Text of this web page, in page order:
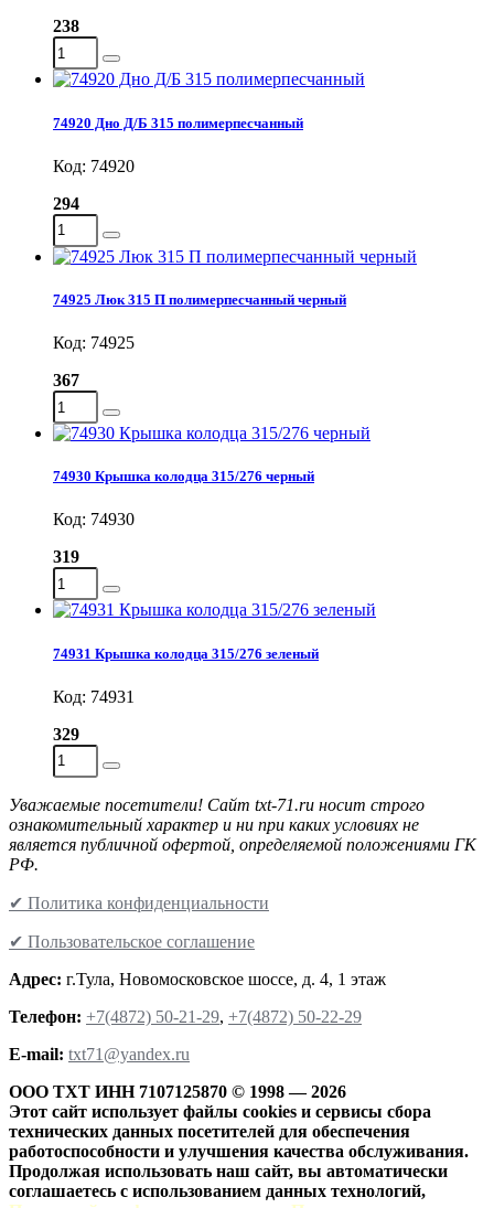
238
74920 Дно Д/Б 315 полимерпесчанный
Код: 74920
294
74925 Люк 315 П полимерпесчанный черный
Код: 74925
367
74930 Крышка колодца 315/276 черный
Код: 74930
319
74931 Крышка колодца 315/276 зеленый
Код: 74931
329
Уважаемые посетители! Сайт txt-71.ru носит строго
ознакомительный характер и ни при каких условиях не
является публичной офертой, определяемой положениями ГК
РФ.
✔ Политика конфиденциальности
✔ Пользовательское соглашение
Адрес: г.Тула, Новомосковское шоссе, д. 4, 1 этаж
Телефон: +7(4872) 50-21-29, +7(4872) 50-22-29
Е-mail: txt71@yandex.ru
ООО ТХТ ИНН 7107125870 © 1998 — 2026
Этот сайт использует файлы cookies и сервисы сбора
технических данных посетителей для обеспечения
работоспособности и улучшения качества обслуживания.
Продолжая использовать наш сайт, вы автоматически
соглашаетесь с использованием данных технологий,